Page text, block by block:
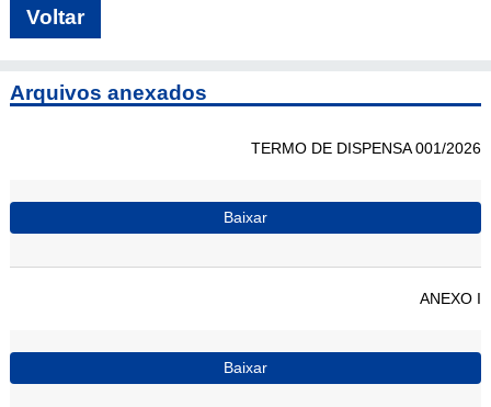
Voltar
Arquivos anexados
TERMO DE DISPENSA 001/2026
Baixar
ANEXO I
Baixar